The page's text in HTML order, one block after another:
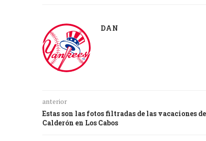
DAN
anterior
Estas son las fotos filtradas de las vacaciones de
Calderón en Los Cabos